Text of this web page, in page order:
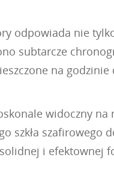
odpowiada nie
subtarcze
na
widoczny
szafirowego
i efektownej